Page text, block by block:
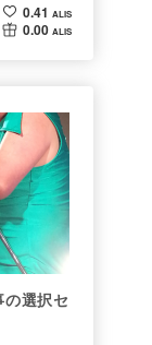
0.41 ALIS
0.00 ALIS
選択セ